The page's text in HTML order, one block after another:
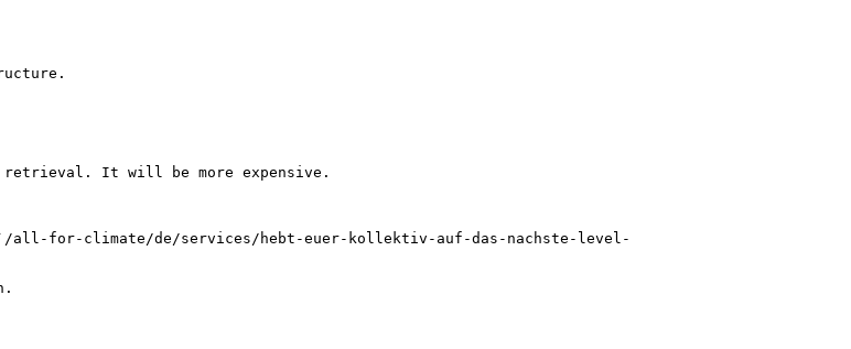
retrieval. It will be more expensive.
all-for-climate/de/services/hebt-euer-kollektiv-auf-das-nachste-level-